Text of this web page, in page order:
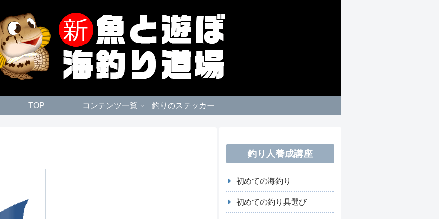
TOP コンテンツ一覧 釣りのステッカー
釣り人養成講座
初めての海釣り
初めての釣り具選び